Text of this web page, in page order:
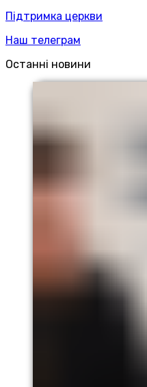
Підтримка церкви
Наш телеграм
Останні новини